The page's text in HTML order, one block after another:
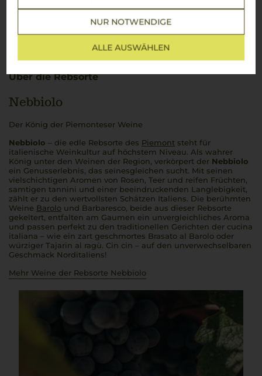
NUR NOTWENDIGE
ALLE AUSWÄHLEN
Über die Rebsorte
Nebbiolo
Der König der Piemonteser Weine
Nebbiolo – die edle Rebsorte des Piemont steht für
italienische Weinkultur auf höchstem Niveau. Als wahrer
König unter den Weinen der Region, verkörpert der Nebbiolo
ein Genusserlebnis, das seinesgleichen sucht. Mit seinen
vielschichtigen Aromen von Rosen, Teer und reifen Früchten,
samtigen tannini und einer beeindruckenden Langlebigkeit,
zählt er zu den wertvollsten Schätzen Italiens. Die berühmten
Weine Barolo und Barbaresco, beide aus dieser Rebsorte
gekeltert, entfalten am Gaumen ein unvergleichliches Aroma
und passen perfekt zu den traditionellen Gerichten der cucina
italiana – wie ein zart geschmortes Brasato al Barolo oder
würziger Tajarin al ragù. Cin cin – auf den unverwechselbaren
Geschmack Norditaliens!
Mehr Weine der Rebsorte Nebbiolo